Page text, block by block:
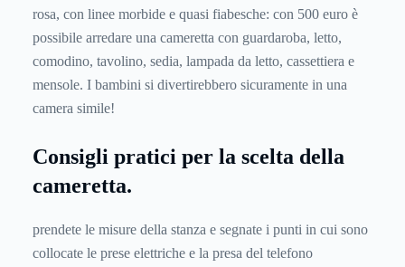
rosa, con linee morbide e quasi fiabesche: con 500 euro è
possibile arredare una cameretta con guardaroba, letto,
comodino, tavolino, sedia, lampada da letto, cassettiera e
mensole. I bambini si divertirebbero sicuramente in una
camera simile!
Consigli pratici per la scelta della
cameretta.
prendete le misure della stanza e segnate i punti in cui sono
collocate le prese elettriche e la presa del telefono